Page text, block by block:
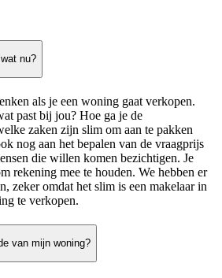
nu?
als je een woning gaat verkopen.
past bij jou? Hoe ga je de
zaken zijn slim om aan te pakken
nog aan het bepalen van de vraagprijs
die willen komen bezichtigen. Je
rekening mee te houden. We hebben er
zeker omdat het slim is een makelaar in
te verkopen.
van mijn woning?